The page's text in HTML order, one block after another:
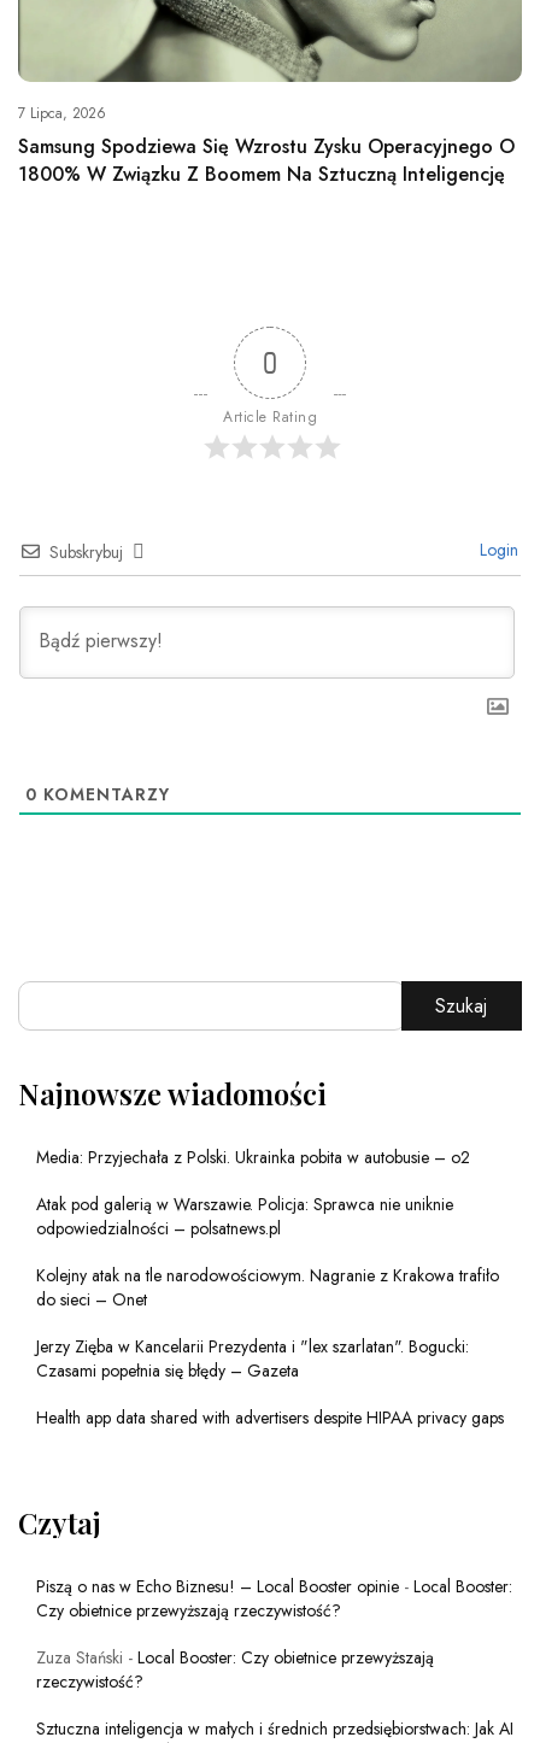
7 Lipca, 2026
Samsung Spodziewa Się Wzrostu Zysku Operacyjnego O
1800% W Związku Z Boomem Na Sztuczną Inteligencję
0
Article Rating
Subskrybuj Login
0 KOMENTARZY
Szukaj
Najnowsze wiadomości
Media: Przyjechała z Polski. Ukrainka pobita w autobusie – o2
Atak pod galerią w Warszawie. Policja: Sprawca nie uniknie
odpowiedzialności – polsatnews.pl
Kolejny atak na tle narodowościowym. Nagranie z Krakowa trafiło
do sieci – Onet
Jerzy Zięba w Kancelarii Prezydenta i "lex szarlatan". Bogucki:
Czasami popełnia się błędy – Gazeta
Health app data shared with advertisers despite HIPAA privacy gaps
Czytaj
Piszą o nas w Echo Biznesu! – Local Booster opinie - Local Booster:
Czy obietnice przewyższają rzeczywistość?
Zuza Stański - Local Booster: Czy obietnice przewyższają
rzeczywistość?
Sztuczna inteligencja w małych i średnich przedsiębiorstwach: Jak AI